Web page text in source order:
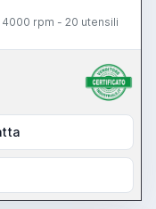
rpm - 20 utensili